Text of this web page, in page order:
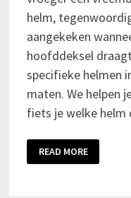
helm,
aangekeken
hoofddeksel
specifieke helmen
maten. We helpen
fiets je welke helm
READ MORE